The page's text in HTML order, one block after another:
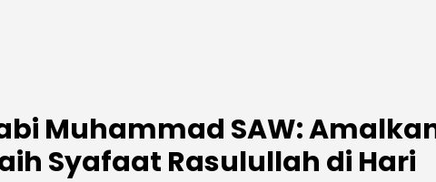
Muhammad SAW:
Syafaat Rasulullah di Hari